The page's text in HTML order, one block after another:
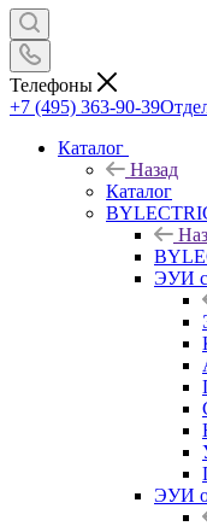
Телефоны
+7 (495) 363-90-39
Каталог
Назад
Каталог
ЭУИ
ЭУИ